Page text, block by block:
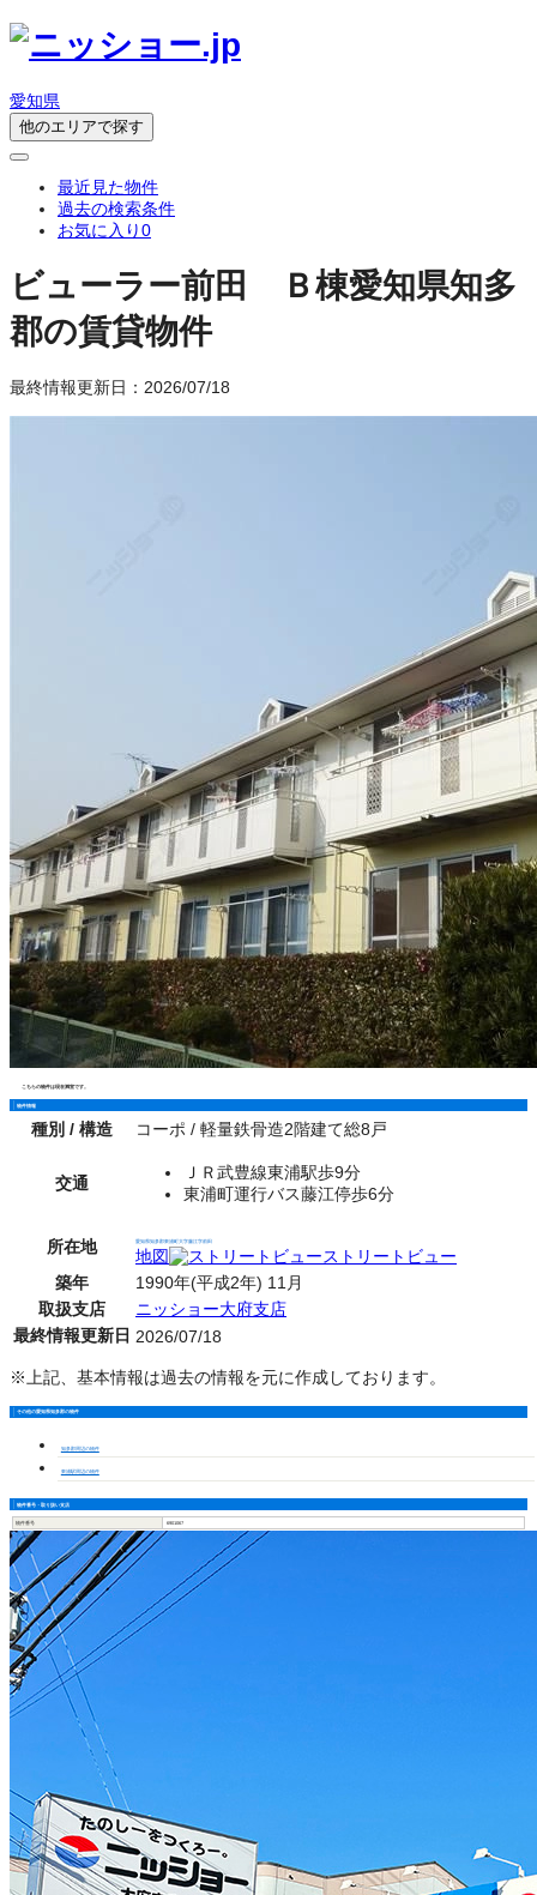
愛知県
他のエリアで探す
最近見た物件
過去の検索条件
お気に入り0
ビューラー前田 Ｂ棟愛知県知多
郡の賃貸物件
最終情報更新日：2026/07/18
こちらの物件は現在満室です。
物件情報
種別 / 構造 コーポ / 軽量鉄骨造2階建て総8戸
交通
ＪＲ武豊線東浦駅歩9分
東浦町運行バス藤江停歩6分
所在地 愛知県知多郡東浦町大字藤江字前田
地図
ストリートビュー
築年
1990年(平成2年) 11月
取扱支店
ニッショー大府支店
最終情報更新日 2026/07/18
※上記、基本情報は過去の情報を元に作成しております。
その他の愛知県知多郡の物件
知多郡周辺の物件
東浦駅周辺の物件
物件番号・取り扱い支店
物件番号 6901067